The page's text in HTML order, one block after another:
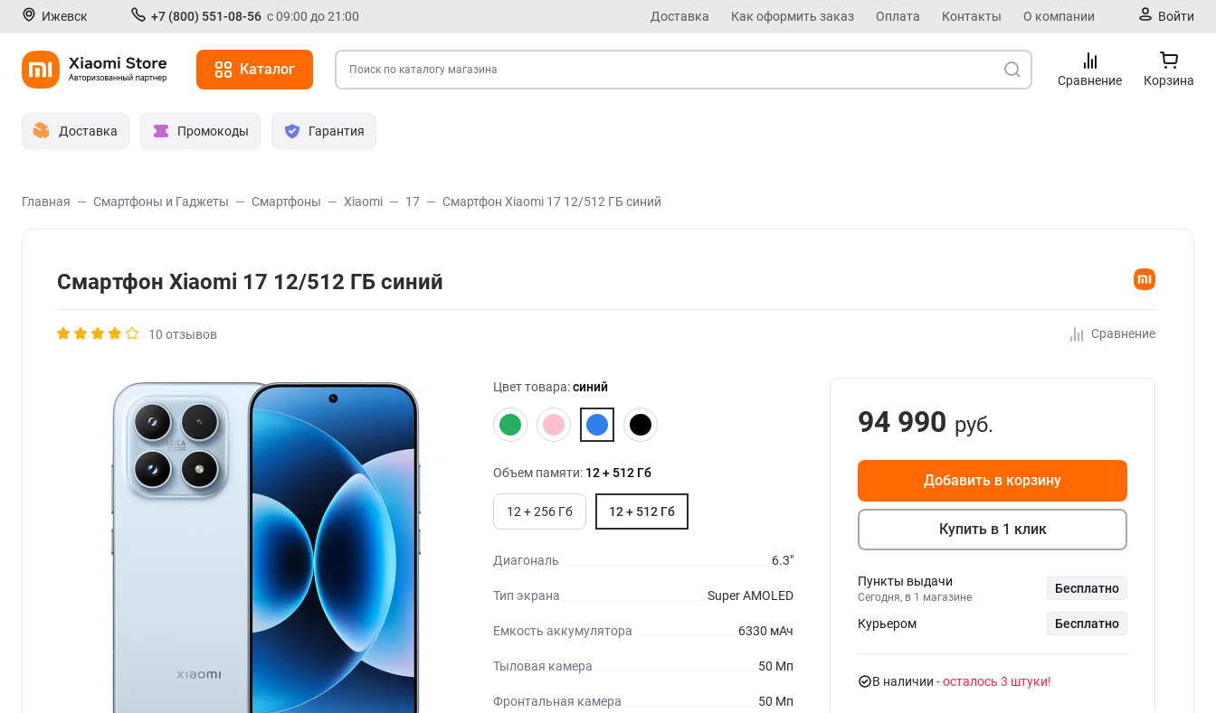
Ижевск +7 (800) 551-08-56 с 09:00 до 21:00 Доставка Как оформить заказ Оплата Контакты О компании Войти
Каталог
Сравнение Корзина
Доставка Промокоды Гарантия
Главная Смартфоны и Гаджеты Смартфоны Xiaomi 17 Смартфон Xiaomi 17 12/512 ГБ синий
Смартфон Xiaomi 17 12/512 ГБ синий
10 отзывов Сравнение
Цвет товара:синий
Объем памяти: 12 + 512 Гб
12 + 256 Гб 12 + 512 Гб
Диагональ 6.3"
Тип экрана Super AMOLED
Емкость аккумулятора 6330 мАч
Тыловая камера 50 Мп
Фронтальная камера 50 Мп
94 990 руб.
Добавить в корзину
Купить в 1 клик
Пункты выдачи
Сегодня, в 1 магазине
Бесплатно
Курьером Бесплатно
В наличии - осталось 3 штуки